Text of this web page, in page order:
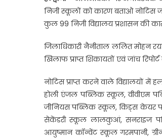
निजी स्कूलों को कारण बताओ नोटिस
कुल 99 निजी विद्यालय प्रशासन की
जिलाधिकारी नैनीताल ललित मोहन
खिलाफ प्राप्त शिकायतों एवं जांच
नोटिस प्राप्त करने वाले विद्यालयों
होली एंजल पब्लिक स्कूल, वीवीएम
जीनियस पब्लिक स्कूल, किड्स केयर
सेकेंडरी स्कूल लालकुआं, सनराइज
आयुष्मान कॉन्वेंट स्कूल गरमपानी,